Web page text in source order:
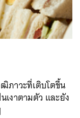
ภาวะที่เติบโตขึ้น
งาตามตัว และยัง
EMAIL